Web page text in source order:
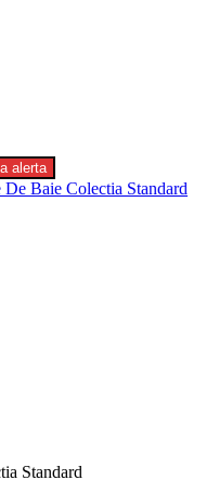
alerta
De Baie Colectia Standard
Standard